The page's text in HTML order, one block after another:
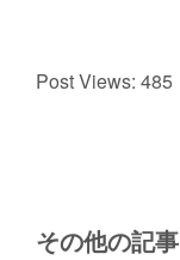
Post Views: 485
その他の記事